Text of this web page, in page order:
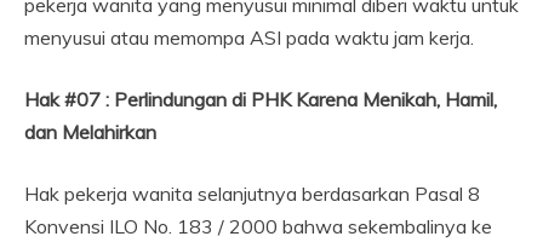
menyusui atau memompa ASI pada waktu jam kerja.
Hak #07 : Perlindungan di PHK Karena Menikah, Hamil,
dan Melahirkan
Hak pekerja wanita selanjutnya berdasarkan Pasal 8
Konvensi ILO No. 183 / 2000 bahwa sekembalinya ke